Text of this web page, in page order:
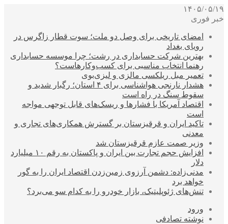
۱۴۰۵/۰۵/۱۹
خبر فوری
امضای تاریخی برای وصل دو ملت؛ سوت قطار زاگرس در
رویای بغداد
بهترین شرکت حسابداری در رشت؛ چرا موسسه حسابداری
رهنما انتخاب مناسبی برای کسب‌وکارهاست؟
تعمیر مبل ریلکسی مالزی و لیزی‌بوی
هشدار نارنجی هواشناسی برای ۴ استان؛ رگبار شدید و
سقوط سنگ در راه است
اقتصاد آمریکا با فشارها و ریسک‌های قابل توجهی مواجه
است
تاکید ایران و قرقیزستان بر گسترش همکاری‌های تجاری و
معدنی
وزیر صمت عازم قرقیزستان شد
افزایش حجم تجارت بین ایران و پاکستان به رقم ۱۰ میلیارد
دلار
مدنی‌زاده: دشمن آرزوی زمین‌زدن اقتصاد ایران را به گور
خواهد برد
تنش‌های ژئوپلیتیک، بازار خودرو را به کدام سو می‌برد؟
ورود
نوشته تصادفی